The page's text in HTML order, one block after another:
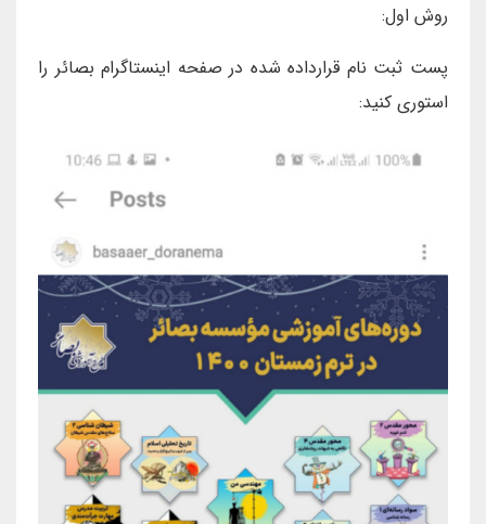
روش اول:
پست ثبت نام قرارداده شده در صفحه اینستاگرام بصائر را
استوری کنید: